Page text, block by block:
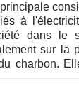
à
dans le
sur la
charbon.